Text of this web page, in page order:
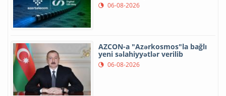
06-08-2026
AZCON-a "Azərkosmos"la bağlı
yeni səlahiyyətlər verilib
06-08-2026